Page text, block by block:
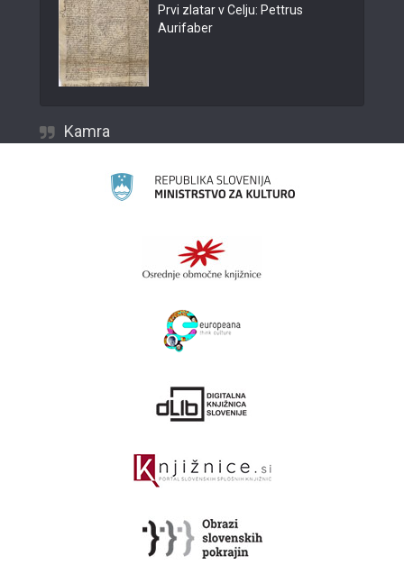
Prvi zlatar v Celju: Pettrus
Aurifaber
Kamra